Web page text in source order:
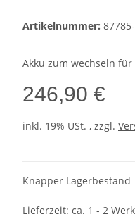
Artikelnummer:
Akku zum wechseln
246,90 €
inkl. 19% USt. , zzgl.
Knapper Lagerbestand
Lieferzeit: ca. 1 - 2